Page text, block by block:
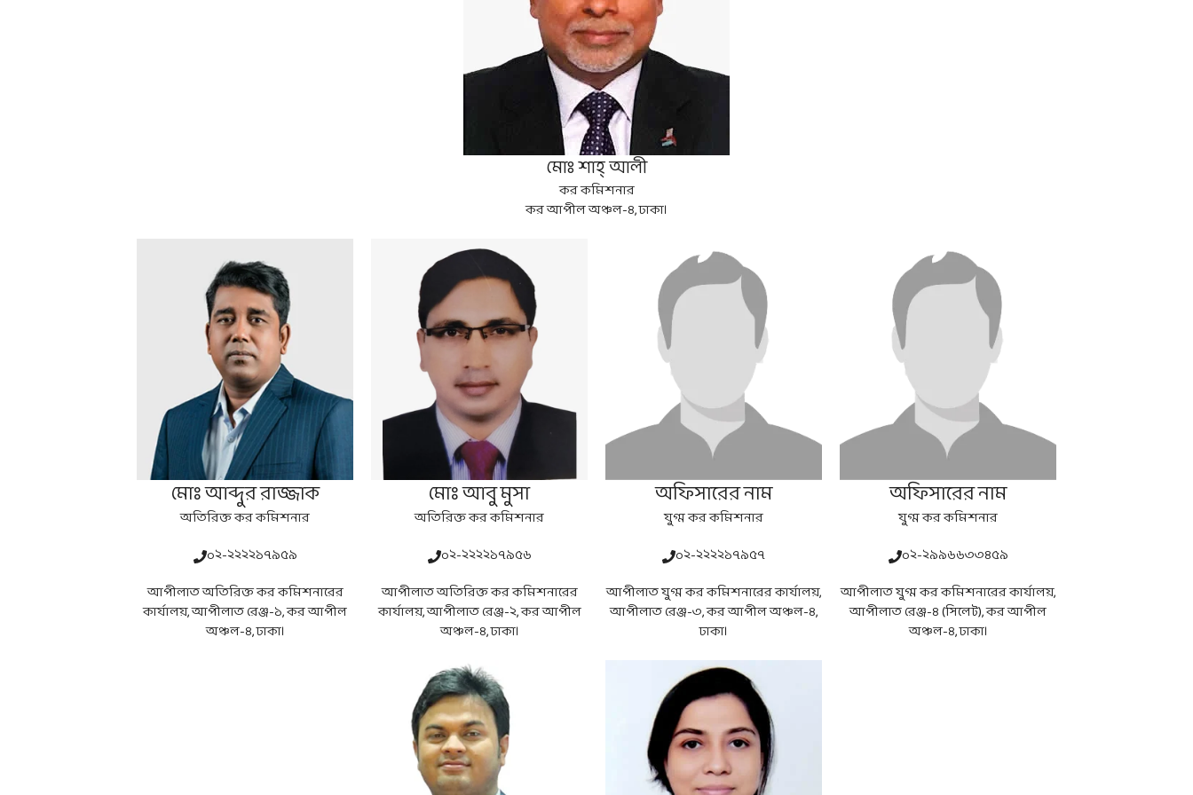
মোঃ শাহ্ আলী
কর কমিশনার
কর আপীল অঞ্চল-৪, ঢাকা।
মোঃ আব্দুর রাজ্জাক
অতিরিক্ত কর কমিশনার
০২-২২২২১৭৯৫৯
আপীলাত অতিরিক্ত কর কমিশনারের
কার্যালয়, আপীলাত রেঞ্জ-১, কর আপীল
অঞ্চল-৪, ঢাকা।
মোঃ আবু মুসা
অতিরিক্ত কর কমিশনার
০২-২২২২১৭৯৫৬
আপীলাত অতিরিক্ত কর কমিশনারের
কার্যালয়, আপীলাত রেঞ্জ-২, কর আপীল
অঞ্চল-৪, ঢাকা।
অফিসারের নাম
যুগ্ম কর কমিশনার
০২-২২২২১৭৯৫৭
আপীলাত যুগ্ম কর কমিশনারের কার্যালয়,
আপীলাত রেঞ্জ-৩, কর আপীল অঞ্চল-৪,
ঢাকা।
অফিসারের নাম
যুগ্ম কর কমিশনার
০২-২৯৯৬৬৩৩৪৫৯
আপীলাত যুগ্ম কর কমিশনারের কার্যালয়,
আপীলাত রেঞ্জ-৪ (সিলেট), কর আপীল
অঞ্চল-৪, ঢাকা।